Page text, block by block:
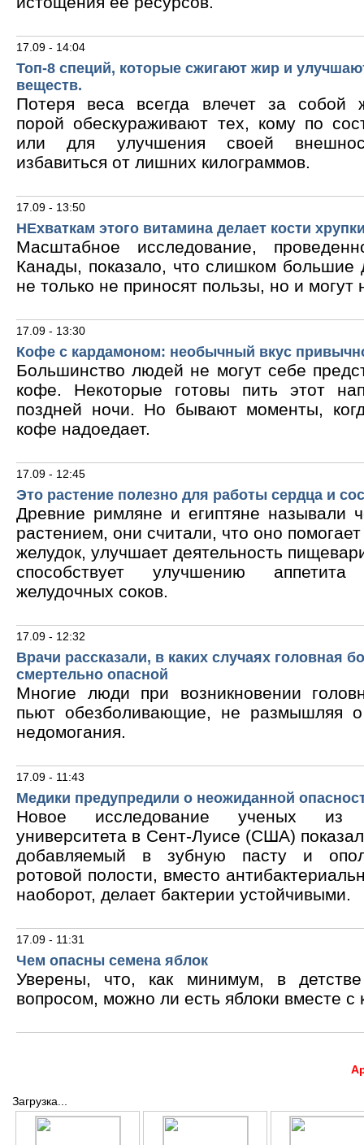
17.09 - 14:04
Топ-8 специй, которые сжигают жир и
веществ.
Потеря веса всегда влечет за собой
порой обескураживают тех, кому по
или для улучшения своей
избавиться от лишних килограммов.
17.09 - 13:50
НЕхваткам этого витамина делает кости
Масштабное исследование,
Канады, показало, что слишком большие
не только не приносят пользы, но и могут
17.09 - 13:30
Кофе с кардамоном: необычный вкус
Большинство людей не могут себе
кофе. Некоторые готовы пить этот
поздней ночи. Но бывают моменты,
кофе надоедает.
17.09 - 12:45
Это растение полезно для работы сердца и
Древние римляне и египтяне называли
растением, они считали, что оно
желудок, улучшает деятельность
способствует улучшению
желудочных соков.
17.09 - 12:32
Врачи рассказали, в каких случаях головная
смертельно опасной
Многие люди при возникновении
пьют обезболивающие, не размышляя о
недомогания.
17.09 - 11:43
Медики предупредили о неожиданной
Новое исследование ученых из
университета в Сент-Луисе (США)
добавляемый в зубную пасту и
ротовой полости, вместо
наоборот, делает бактерии устойчивыми.
17.09 - 11:31
Чем опасны семена яблок
Уверены, что, как минимум, в
вопросом, можно ли есть яблоки вместе с
Загрузка...